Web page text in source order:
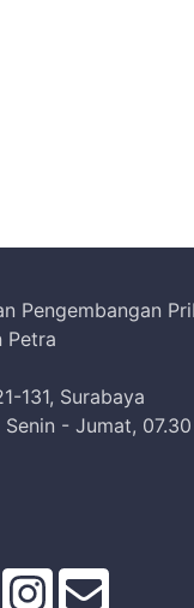
Pengembangan
Petra
131, Surabaya
- Jumat,